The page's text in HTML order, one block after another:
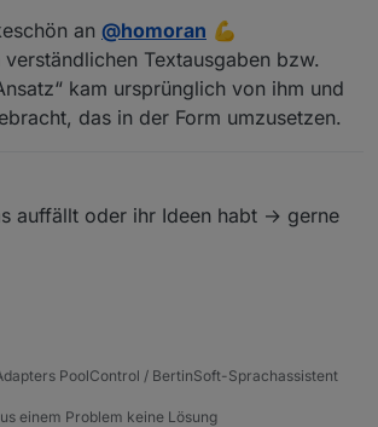
an @homoran 💪
Textausgaben bzw.
kam ursprünglich von ihm und
das in der Form umzusetzen.
auffällt oder ihr Ideen habt → gerne
PoolControl / BertinSoft-Sprachassistent
einem Problem keine Lösung